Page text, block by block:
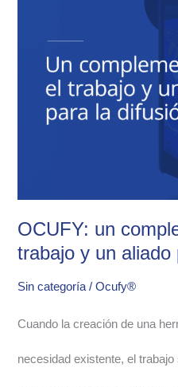
OCUFY: un
trabajo y un aliado
Sin categoría /Ocufy®
Cuando la creación de una
necesidad existente, el
complemento
aliado
para
la
difusión.